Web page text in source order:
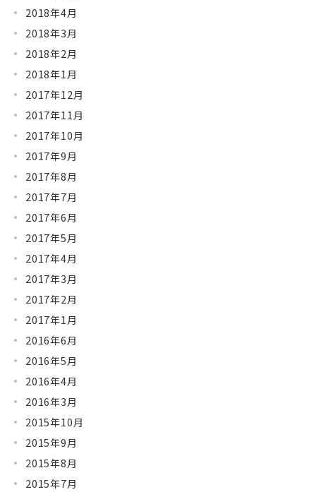
2018年4月
2018年3月
2018年2月
2018年1月
2017年12月
2017年11月
2017年10月
2017年9月
2017年8月
2017年7月
2017年6月
2017年5月
2017年4月
2017年3月
2017年2月
2017年1月
2016年6月
2016年5月
2016年4月
2016年3月
2015年10月
2015年9月
2015年8月
2015年7月